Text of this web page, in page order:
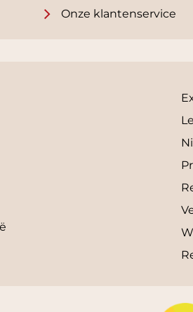
Onze klantenservice